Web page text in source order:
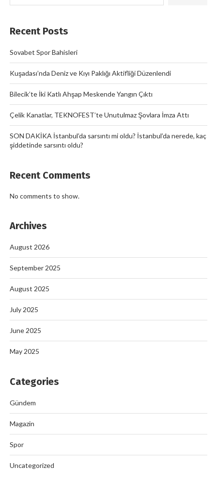
Recent Posts
Sovabet Spor Bahisleri
Kuşadası’nda Deniz ve Kıyı Paklığı Aktifliği Düzenlendi
Bilecik’te İki Katlı Ahşap Meskende Yangın Çıktı
Çelik Kanatlar, TEKNOFEST’te Unutulmaz Şovlara İmza Attı
SON DAKİKA İstanbul’da sarsıntı mi oldu? İstanbul’da nerede, kaç
şiddetinde sarsıntı oldu?
Recent Comments
No comments to show.
Archives
August 2026
September 2025
August 2025
July 2025
June 2025
May 2025
Categories
Gündem
Magazin
Spor
Uncategorized